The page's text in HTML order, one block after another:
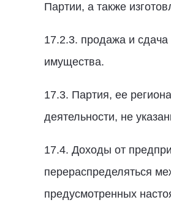
Партии, а также
17.2.3. продажа и
имущества.
17.3. Партия, ее
деятельности, не
17.4. Доходы от
перераспределяться
предусмотренных